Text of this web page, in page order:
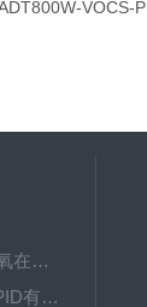
VOCS-
ADT800W-O3臭氧在线检测仪器
ADT800-TVOC-PID有机物挥发性气体TVOC在线监测仪